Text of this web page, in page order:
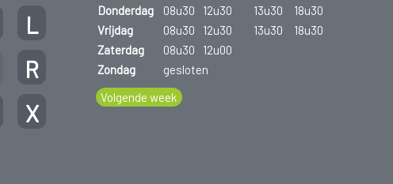
L
R
X
Donderdag
08u30 12u30 13u30
18u30
Vrijdag
08u30 12u30 13u30
18u30
Zaterdag
08u30
12u00
Zondag
gesloten
Volgende week